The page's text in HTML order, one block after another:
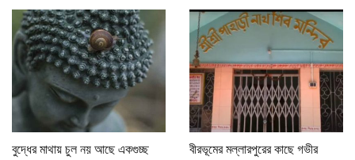
বুদ্ধের মাথায় চুল নয় আছে একগুচ্ছ
বীরভূমের মল্লারপুরের কাছে গভীর